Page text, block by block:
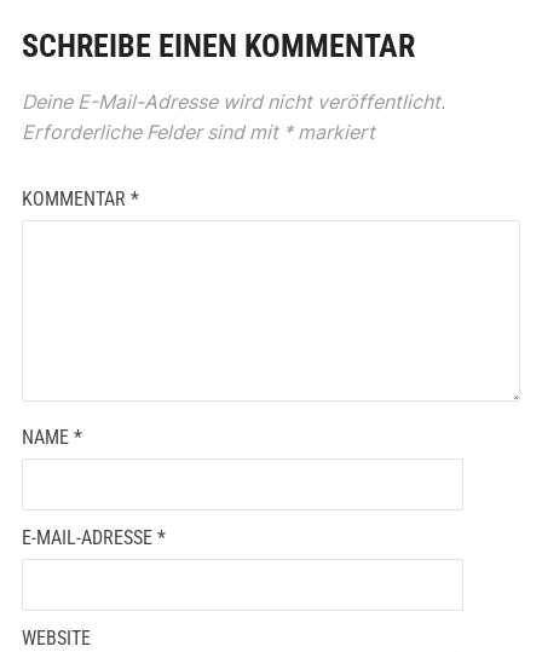
SCHREIBE EINEN KOMMENTAR
Deine E-Mail-Adresse wird nicht veröffentlicht.
Erforderliche Felder sind mit *markiert
KOMMENTAR *
NAME *
E-MAIL-ADRESSE *
WEBSITE